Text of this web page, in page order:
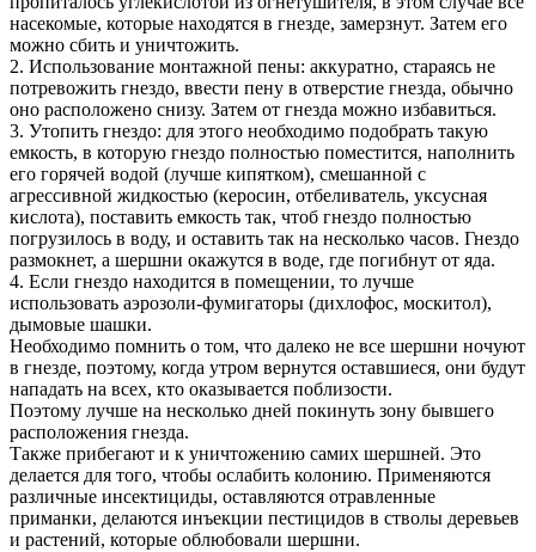
насекомые, которые находятся в гнезде, замерзнут. Затем его
можно сбить и уничтожить.
2. Использование монтажной пены: аккуратно, стараясь не
потревожить гнездо, ввести пену в отверстие гнезда, обычно
оно расположено снизу. Затем от гнезда можно избавиться.
3. Утопить гнездо: для этого необходимо подобрать такую
емкость, в которую гнездо полностью поместится, наполнить
его горячей водой (лучше кипятком), смешанной с
агрессивной жидкостью (керосин, отбеливатель, уксусная
кислота), поставить емкость так, чтоб гнездо полностью
погрузилось в воду, и оставить так на несколько часов. Гнездо
размокнет, а шершни окажутся в воде, где погибнут от яда.
4. Если гнездо находится в помещении, то лучше
использовать аэрозоли-фумигаторы (дихлофос, москитол),
дымовые шашки.
Необходимо помнить о том, что далеко не все шершни ночуют
в гнезде, поэтому, когда утром вернутся оставшиеся, они будут
нападать на всех, кто оказывается поблизости.
Поэтому лучше на несколько дней покинуть зону бывшего
расположения гнезда.
Также прибегают и к уничтожению самих шершней. Это
делается для того, чтобы ослабить колонию. Применяются
различные инсектициды, оставляются отравленные
приманки, делаются инъекции пестицидов в стволы деревьев
и растений, которые облюбовали шершни.